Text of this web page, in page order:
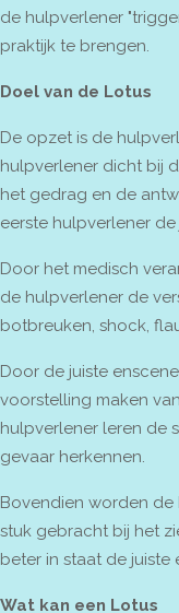
de hulpverlener
praktijk te brengen.
Doel van de Lotus
De opzet is de
hulpverlener dicht bij
het gedrag en de
eerste hulpverlener
Door het medisch
de hulpverlener de
botbreuken, shock,
Door de juiste
voorstelling maken
hulpverlener leren de
gevaar herkennen.
Bovendien worden de
stuk gebracht bij het
beter in staat de juiste
Wat kan een Lotus